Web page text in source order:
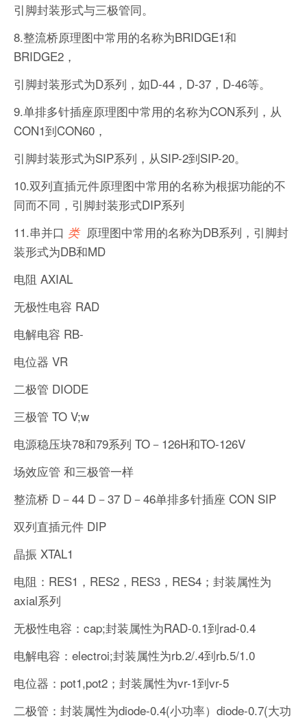
引脚封装形式与三极管同。
8.整流桥原理图中常用的名称为BRIDGE1和
BRIDGE2，
引脚封装形式为D系列，如D-44，D-37，D-46等。
9.单排多针插座原理图中常用的名称为CON系列，从
CON1到CON60，
引脚封装形式为SIP系列，从SIP-2到SIP-20。
10.双列直插元件原理图中常用的名称为根据功能的不
同而不同，引脚封装形式DIP系列
11.串并口 类 原理图中常用的名称为DB系列，引脚封
装形式为DB和MD
电阻 AXIAL
无极性电容 RAD
电解电容 RB-
电位器 VR
二极管 DIODE
三极管 TO V;w
电源稳压块78和79系列 TO－126H和TO-126V
场效应管 和三极管一样
整流桥 D－44 D－37 D－46单排多针插座 CON SIP
双列直插元件 DIP
晶振 XTAL1
电阻：RES1，RES2，RES3，RES4；封装属性为
axial系列
无极性电容：cap;封装属性为RAD-0.1到rad-0.4
电解电容：electroi;封装属性为rb.2/.4到rb.5/1.0
电位器：pot1,pot2；封装属性为vr-1到vr-5
二极管：封装属性为diode-0.4(小功率）diode-0.7(大功